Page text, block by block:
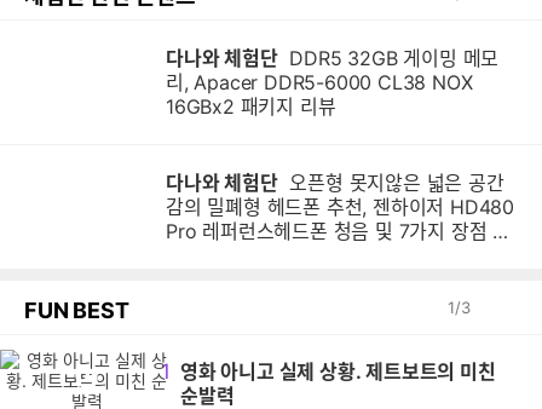
다나와 체험단
리, Apacer DDR5-6000 CL38 NOX
16GBx2 패키지 리뷰
다나와 체험단 오픈형 못지않은 넓은 공간
감의 밀폐형 헤드폰 추천, 젠하이저 HD480
Pro 레퍼런스헤드폰 청음 및 7가지 장점 분
FUN BEST 1/3
1 영화 아니고 실제 상황. 제트보트의 미친
순발력
영